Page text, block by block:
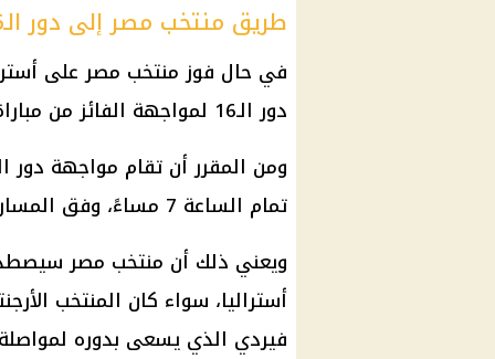
طريق منتخب مصر إلى دور الـ16 حال التأهل
دور الـ16 لمواجهة الفائز من مباراة الأرجنتين ضد كاب فيردي.
تمام الساعة 7 مساءً، وفق المسار المحدد للأدوار الإقصائية.
ويعني ذلك أن منتخب مصر
أستراليا، سواء كان المنتخب
فيردي الذي يسعى بدوره